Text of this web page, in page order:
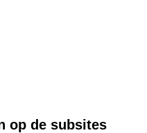
op de subsites